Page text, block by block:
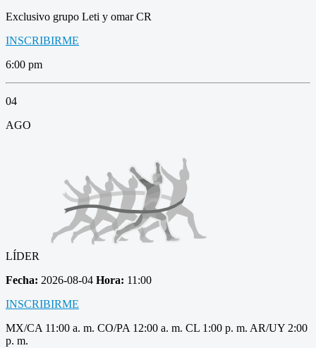
Exclusivo grupo Leti y omar CR
INSCRIBIRME
6:00 pm
04
AGO
LÍDER
Fecha: 2026-08-04 Hora: 11:00
INSCRIBIRME
MX/CA 11:00 a. m. CO/PA 12:00 a. m. CL 1:00 p. m. AR/UY 2:00
p. m.